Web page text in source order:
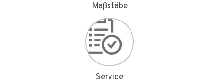
Maßstäbe
Service